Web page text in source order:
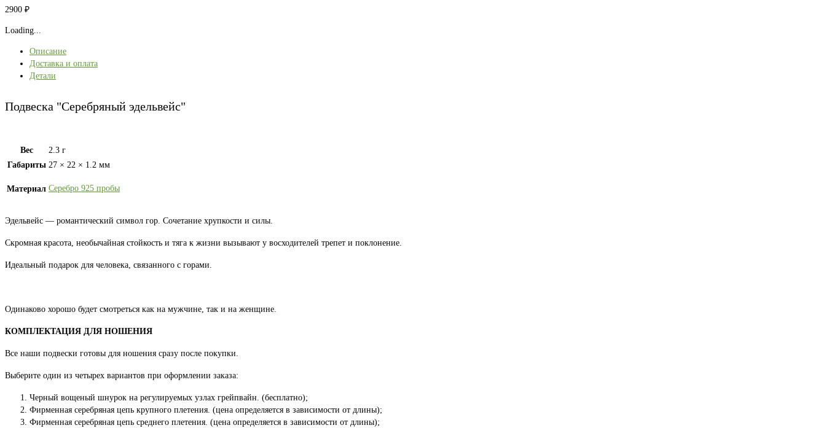
2900 ₽
Loading...
Описание
Доставка и оплата
Детали
Подвеска "Серебряный эдельвейс"
Вес
2.3 г
Габариты 27 × 22 × 1.2 мм
Материал Серебро 925 пробы
Эдельвейс — романтический символ гор. Сочетание хрупкости и силы.
Скромная красота, необычайная стойкость и тяга к жизни вызывают у восходителей трепет и поклонение.
Идеальный подарок для человека, связанного с горами.
Одинаково хорошо будет смотреться как на мужчине, так и на женщине.
КОМПЛЕКТАЦИЯ ДЛЯ НОШЕНИЯ
Все наши подвески готовы для ношения сразу после покупки.
Выберите один из четырех вариантов при оформлении заказа:
Черный вощеный шнурок на регулируемых узлах грейпвайн. (бесплатно);
Фирменная серебряная цепь крупного плетения. (цена определяется в зависимости от длины);
Фирменная серебряная цепь среднего плетения. (цена определяется в зависимости от длины);